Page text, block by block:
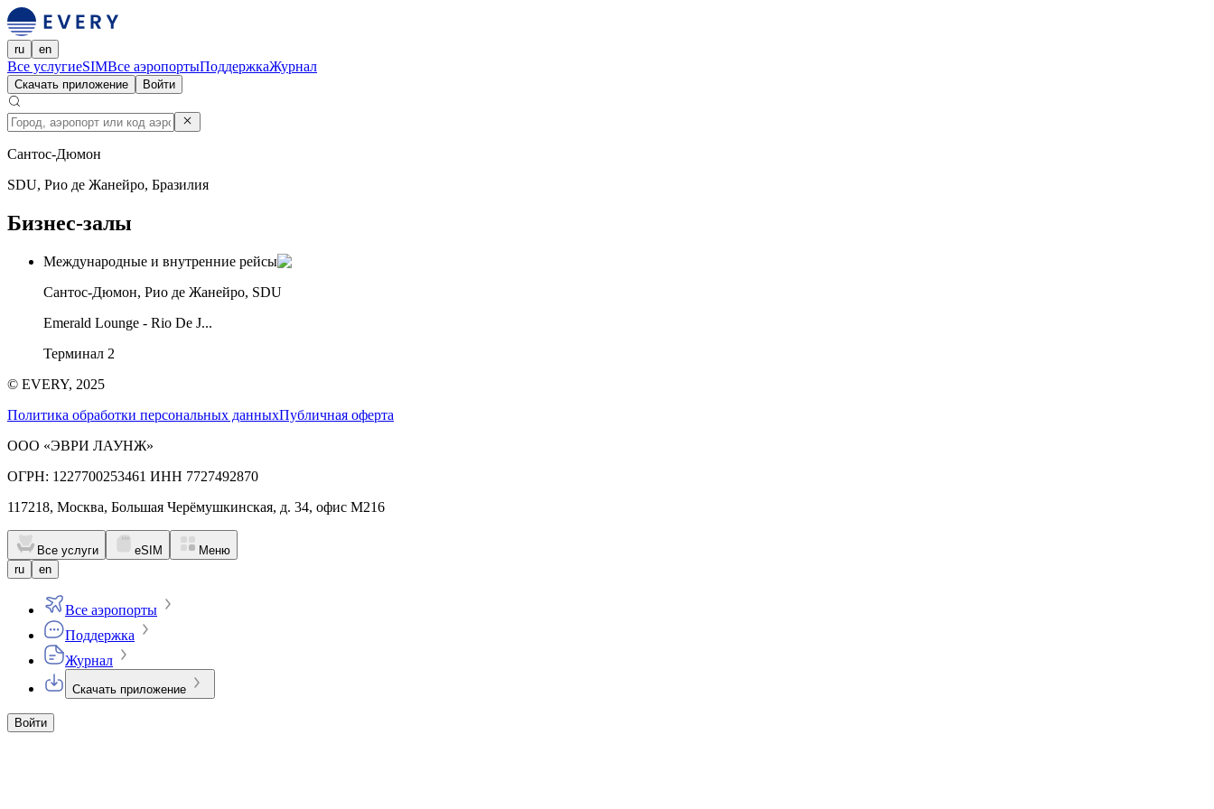
ru en
Все услугиeSIMВсе аэропортыПоддержкаЖурнал
Скачать приложение Войти
Сантос-Дюмон
SDU, Рио де Жанейро, Бразилия
Бизнес-залы
Международные и внутренние рейсы
Сантос-Дюмон, Рио де Жанейро, SDU
Emerald Lounge - Rio De J...
Терминал 2
© EVERY, 2025
Политика обработки персональных данныхПубличная оферта
ООО «ЭВРИ ЛАУНЖ»
ОГРН: 1227700253461 ИНН 7727492870
117218, Москва, Большая Черёмушкинская, д. 34, офис М216
Все услуги eSIM
Меню
ru
en
Все аэропорты
Поддержка
Журнал
Скачать приложение
Войти